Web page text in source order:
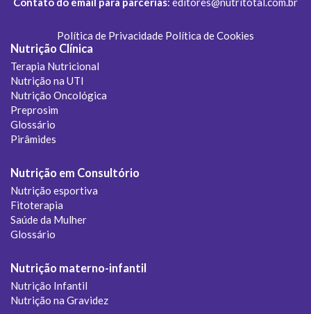
Política de Privacidade Política de Cookies
Nutrição Clínica
Terapia Nutricional
Nutrição na UTI
Nutrição Oncológica
Preprosim
Glossário
Pirâmides
Nutrição em Consultório
Nutrição esportiva
Fitoterapia
Saúde da Mulher
Glossário
Nutrição materno-infantil
Nutrição Infantil
Nutrição na Gravidez